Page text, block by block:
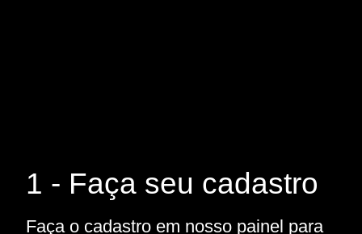
1 - Faça seu cadastro
Faça o cadastro em nosso painel para